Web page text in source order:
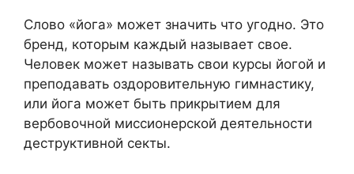
Слово «йога» может значить что угодно. Это
бренд, которым каждый называет свое.
Человек может называть свои курсы йогой и
преподавать оздоровительную гимнастику,
или йога может быть прикрытием для
вербовочной миссионерской деятельности
деструктивной секты.